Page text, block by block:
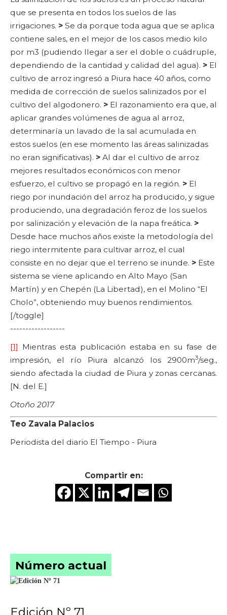
que se presenta en todos los suelos de las
irrigaciones. > Se da porque toda agua que se aplica
contiene sales, en el mejor de los casos medio kilo
por m3 (pudiendo llegar a ser el doble o cuádruple,
dependiendo de la cantidad y calidad del agua). > El
cultivo de arroz ingresó a Piura hace 40 años, como
medida de corrección de suelos salinizados por el
cultivo del algodonero. > El razonamiento era que, al
aplicar grandes volúmenes de agua al arroz,
determinaría un lavado de la sal acumulada en
estos suelos (en ese momento las áreas salinizadas
no eran significativas). > Al dar el cultivo de arroz
mejores resultados económicos con menor
esfuerzo, el cultivo se propagó en la región. > El
riego por inundación del arroz ha producido, y sigue
produciendo, una degradación feroz de los suelos
por salinización y elevación de la napa freática. >
Desde hace muchos años existe la metodología del
riego intermitente para cultivar arroz, el cual
consiste en no dejar que el terreno se inunde. > Este
sistema se viene aplicando en Alto Mayo (San
Martín) y en Chepén (La Libertad), en el Molino “El
Cholo”, obteniendo muy buenos rendimientos.
[/toggle]
------------------
[1] Mientras esta publicación estaba en su fase de
impresión, el río Piura alcanzó los 2900m3/seg.,
siendo afectada la ciudad de Piura y zonas cercanas.
[N. del E.]
Otoño 2017
Teo Zavala Palacios
Periodista del diario El Tiempo - Piura
Compartir en:
Número actual
Edición Nº 71